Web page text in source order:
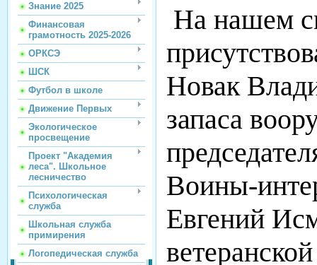
Знание 2025
Финансовая
грамотность 2025-2026
ОРКСЭ
ШСК
Футбол в школе
Движение Первых
Экологическое
просвещение
Проект "Академия
леса". Школьное
лесничество
Психологическая
служба
Школьная служба
примирения
Логопедическая служба
На нашем
Новак
запаса
Воины-
Евгений